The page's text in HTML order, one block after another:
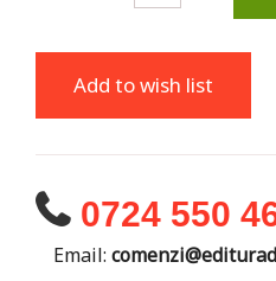
Add to wish list
0724 550
Email: